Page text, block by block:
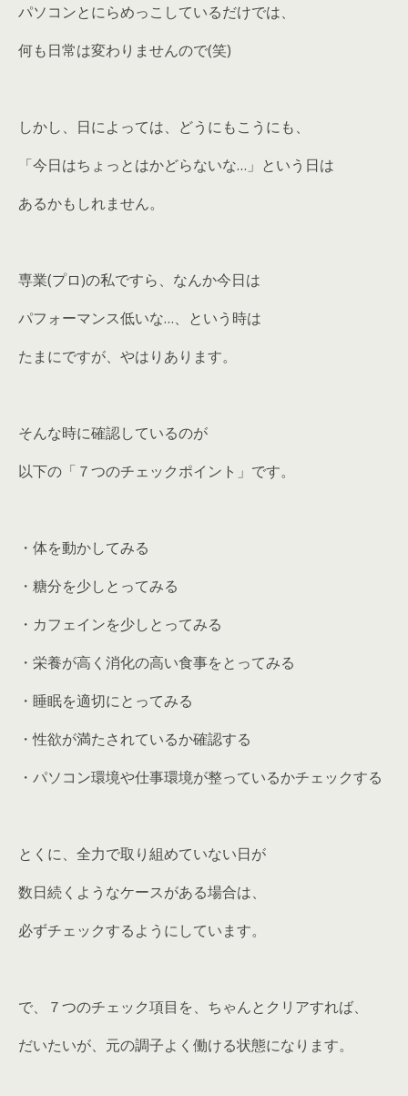
パソコンとにらめっこしているだけでは、
何も日常は変わりませんので(笑)
しかし、日によっては、どうにもこうにも、
「今日はちょっとはかどらないな…」という日は
あるかもしれません。
専業(プロ)の私ですら、なんか今日は
パフォーマンス低いな…、という時は
たまにですが、やはりあります。
そんな時に確認しているのが
以下の「７つのチェックポイント」です。
・体を動かしてみる
・糖分を少しとってみる
・カフェインを少しとってみる
・栄養が高く消化の高い食事をとってみる
・睡眠を適切にとってみる
・性欲が満たされているか確認する
・パソコン環境や仕事環境が整っているかチェックする
とくに、全力で取り組めていない日が
数日続くようなケースがある場合は、
必ずチェックするようにしています。
で、７つのチェック項目を、ちゃんとクリアすれば、
だいたいが、元の調子よく働ける状態になります。